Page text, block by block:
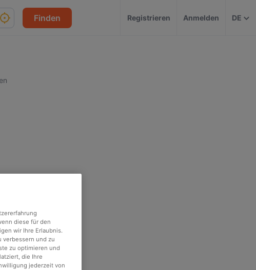
Finden Registrieren Anmelden DE
diese für den
wir Ihre Erlaubnis.
verbessern und zu
zu optimieren und
die Ihre
jederzeit von